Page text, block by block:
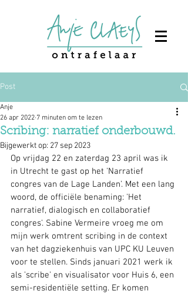
Post
Scribing: narratief onderbouwd.
Anje
26 apr 2022 7 minuten om te lezen
Bijgewerkt op: 27 sep 2023
Op vrijdag 22 en zaterdag 23 april was ik
in Utrecht te gast op het 'Narratief
congres van de Lage Landen'. Met een lang
woord, de officiële benaming: 'Het
narratief, dialogisch en collaboratief
congres'. Sabine Vermeire vroeg me om
mijn werk omtrent scribing in de context
van het dagziekenhuis van UPC KU Leuven
voor te stellen. Sinds januari 2021 werk ik
als 'scribe' en visualisator voor Huis 6, een
semi-residentiële setting. Er komen